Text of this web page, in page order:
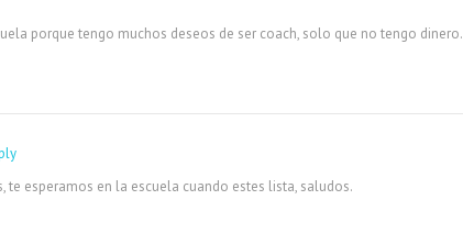
porque tengo muchos deseos de ser coach, solo que no tengo dinero.
te esperamos en la escuela cuando estes lista, saludos.